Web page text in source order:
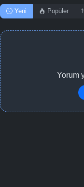
Yeni Popüler
Yorum